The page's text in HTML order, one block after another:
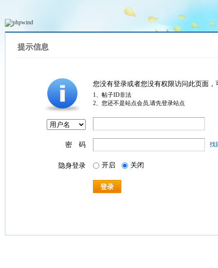
提示信息
您没有登录或者您没有权限访问此页面
1、帖子ID非法
2、您还不是站点会员,请先登录站点
密 码 找
隐身登录 开启 关闭
登录